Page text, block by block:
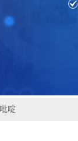
啶